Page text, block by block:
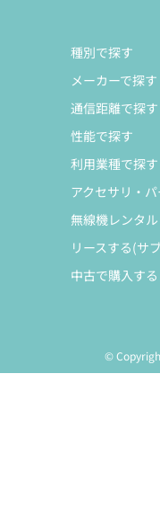
種別で探す
メーカーで探す
通信距離で探す
性能で探す
利用業種で探す
アクセサリ・
無線機レンタル
リースする(サ
中古で購入する
©